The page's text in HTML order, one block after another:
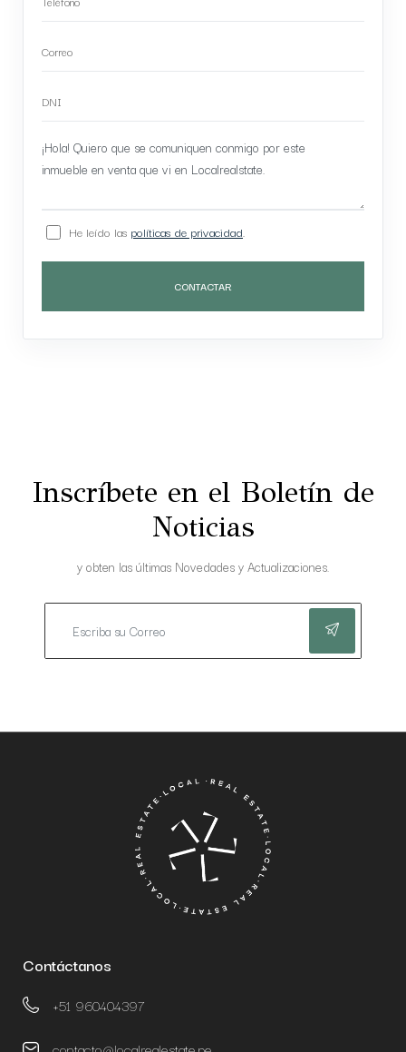
He leído las políticas de privacidad
CONTACTAR
Inscríbete en el Boletín de
Noticias
y obten las últimas Novedades y Actualizaciones.
Contáctanos
+51 960404397